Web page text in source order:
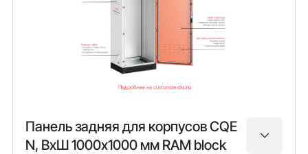
Панель задняя для корпусов CQE
N, ВхШ 1000х1000 мм RAM block